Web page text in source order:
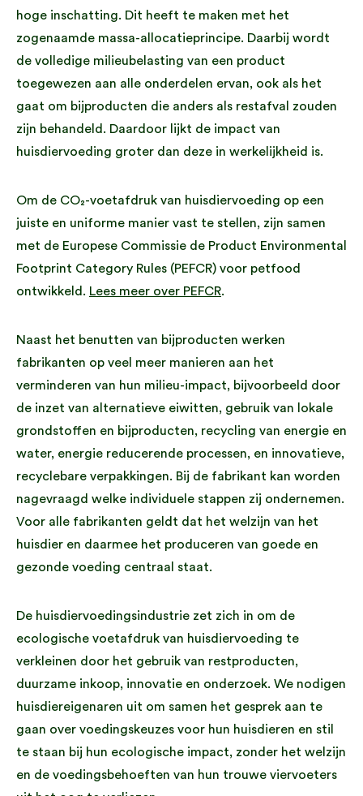
hoge inschatting. Dit heeft te maken met het
zogenaamde massa-allocatieprincipe. Daarbij wordt
de volledige milieubelasting van een product
toegewezen aan alle onderdelen ervan, ook als het
gaat om bijproducten die anders als restafval zouden
zijn behandeld. Daardoor lijkt de impact van
huisdiervoeding groter dan deze in werkelijkheid is.
Om de CO₂-voetafdruk van huisdiervoeding op een
juiste en uniforme manier vast te stellen, zijn samen
met de Europese Commissie de Product Environmental
Footprint Category Rules (PEFCR) voor petfood
ontwikkeld. Lees meer over PEFCR.
Naast het benutten van bijproducten werken
fabrikanten op veel meer manieren aan het
verminderen van hun milieu-impact, bijvoorbeeld door
de inzet van alternatieve eiwitten, gebruik van lokale
grondstoffen en bijproducten, recycling van energie en
water, energie reducerende processen, en innovatieve,
recyclebare verpakkingen. Bij de fabrikant kan worden
nagevraagd welke individuele stappen zij ondernemen.
Voor alle fabrikanten geldt dat het welzijn van het
huisdier en daarmee het produceren van goede en
gezonde voeding centraal staat.
De huisdiervoedingsindustrie zet zich in om de
ecologische voetafdruk van huisdiervoeding te
verkleinen door het gebruik van restproducten,
duurzame inkoop, innovatie en onderzoek. We nodigen
huisdiereigenaren uit om samen het gesprek aan te
gaan over voedingskeuzes voor hun huisdieren en stil
te staan bij hun ecologische impact, zonder het welzijn
en de voedingsbehoeften van hun trouwe viervoeters